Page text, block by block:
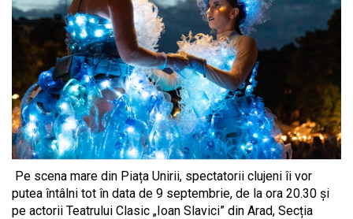
Pe scena mare din Piața Unirii, spectatorii clujeni îi vor
putea întâlni tot în data de 9 septembrie, de la ora 20.30 și
pe actorii Teatrului Clasic „Ioan Slavici” din Arad, Secția